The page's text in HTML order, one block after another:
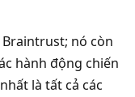
nó còn
hành động chiến
là tất cả các